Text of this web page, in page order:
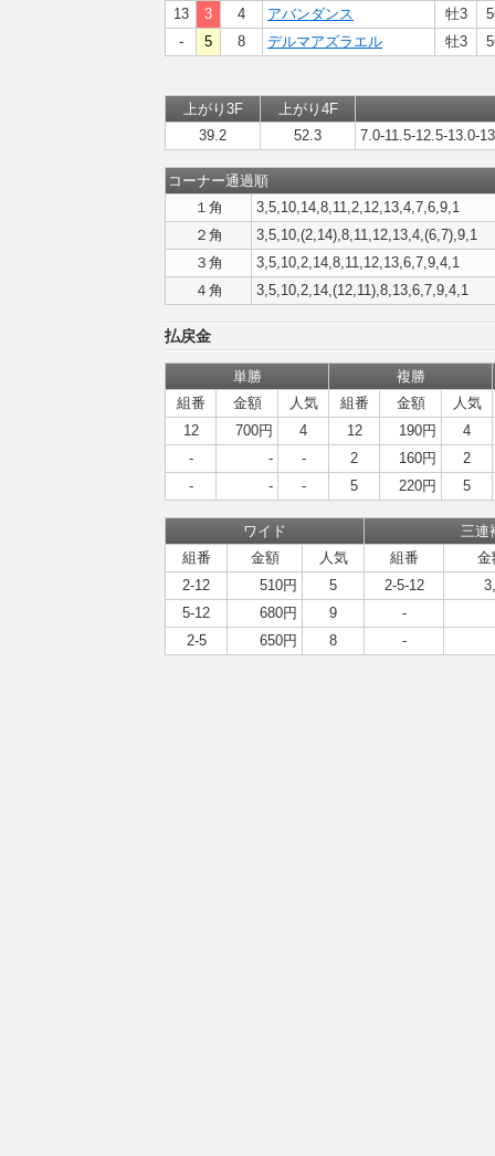
13
3 4 アバンダンス 牡3
-
5 8 デルマアズラエル 牡3
上がり3F
上がり4F
39.2
52.3 7.0-11.5-12.5-13.0-
コーナー通過順
１角
3,5,10,14,8,11,2,12,13,4,7,6,9,1
２角
3,5,10,(2,14),8,11,12,13,4,(6,7),9,1
３角
3,5,10,2,14,8,11,12,13,6,7,9,4,1
４角
3,5,10,2,14,(12,11),8,13,6,7,9,4,1
払戻金
単勝
複勝
組番
金額 人気 組番 金額
人気
12
700円 4 12 190円
4
-
- - 2 160円
2
-
- - 5 220円 5
ワイド
三連
組番
金額 人気 組番
金
2-12
510円 5 2-5-12
5-12
680円 9
-
2-5
650円 8 -